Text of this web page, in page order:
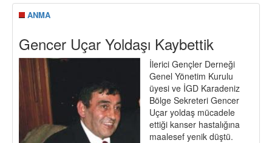
ANMA
Gencer Uçar Yoldaşı Kaybettik
İlerici Gençler Derneği
Genel Yönetim Kurulu
üyesi ve İGD Karadeniz
Bölge Sekreteri Gencer
Uçar yoldaş mücadele
ettiği kanser hastalığına
maalesef yenik düştü.